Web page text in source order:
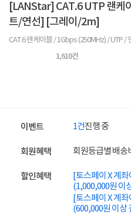
[LANStar] CAT.6 UTP 랜케
트/연선] [그레이/2m]
CAT.6 랜케이블 / 1Gbps (250MHz) / UTP /
1,610건
이벤트 1건진행 중
회원혜택 회원등급별 배송
할인혜택
[토스페이 X 계
(1,000,000원 이
[토스페이 X 계
(600,000원 이상